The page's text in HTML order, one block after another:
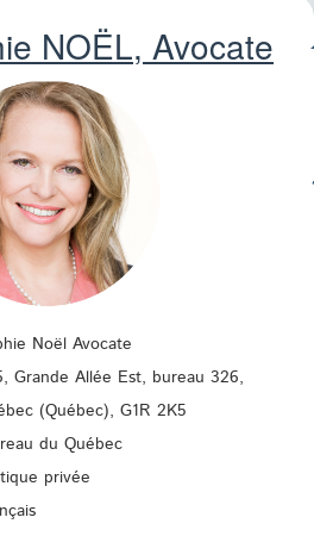
NOËL, Avocate
Noël Avocate
Grande Allée Est, bureau 326,
(Québec),G1R 2K5
du Québec
privée